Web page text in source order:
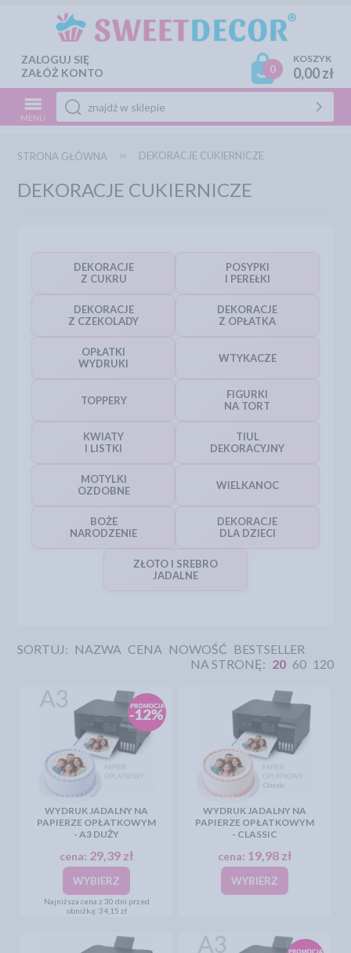
ZALOGUJ SIĘ
ZAŁÓŻ KONTO
0
KOSZYK
0,00 zł
MENU
STRONA GŁÓWNA DEKORACJE CUKIERNICZE
DEKORACJE CUKIERNICZE
DEKORACJE
Z CUKRU
POSYPKI
I PEREŁKI
DEKORACJE
Z CZEKOLADY
DEKORACJE
Z OPŁATKA
OPŁATKI
WYDRUKI
WTYKACZE
TOPPERY
FIGURKI
NA TORT
KWIATY
I LISTKI
TIUL
DEKORACYJNY
MOTYLKI
OZDOBNE
WIELKANOC
BOŻE
NARODZENIE
DEKORACJE
DLA DZIECI
ZŁOTO I SREBRO
JADALNE
SORTUJ: NAZWA CENA NOWOŚĆ BESTSELLER
NA STRONĘ: 20 60 120
WYDRUK JADALNY NA
PAPIERZE OPŁATKOWYM
- A3 DUŻY
cena: 29,39 zł
WYBIERZ
Najniższa cena z 30 dni przed
obniżką: 34,15 zł
WYDRUK JADALNY NA
PAPIERZE OPŁATKOWYM
- CLASSIC
cena: 19,98 zł
WYBIERZ